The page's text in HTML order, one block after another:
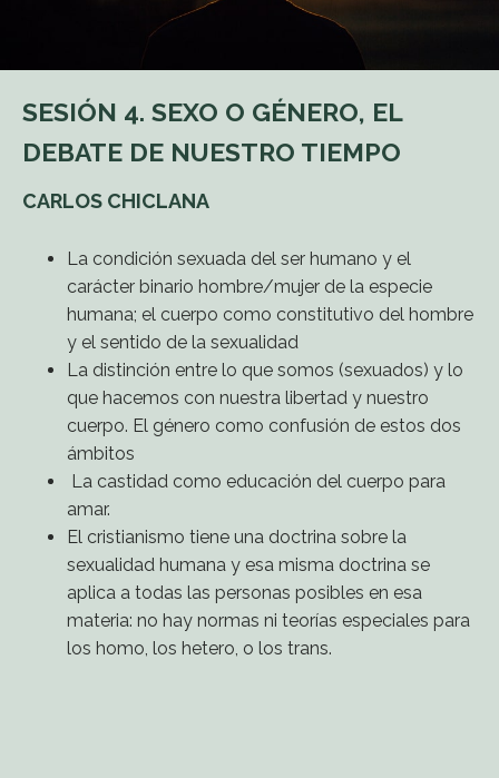
SESIÓN 4. SEXO O GÉNERO, EL
DEBATE DE NUESTRO TIEMPO
CARLOS CHICLANA
La condición sexuada del ser humano y el
carácter binario hombre/mujer de la especie
humana; el cuerpo como constitutivo del hombre
y el sentido de la sexualidad
La distinción entre lo que somos (sexuados) y lo
que hacemos con nuestra libertad y nuestro
cuerpo. El género como confusión de estos dos
ámbitos
La castidad como educación del cuerpo para
amar.
El cristianismo tiene una doctrina sobre la
sexualidad humana y esa misma doctrina se
aplica a todas las personas posibles en esa
materia: no hay normas ni teorías especiales para
los homo, los hetero, o los trans.